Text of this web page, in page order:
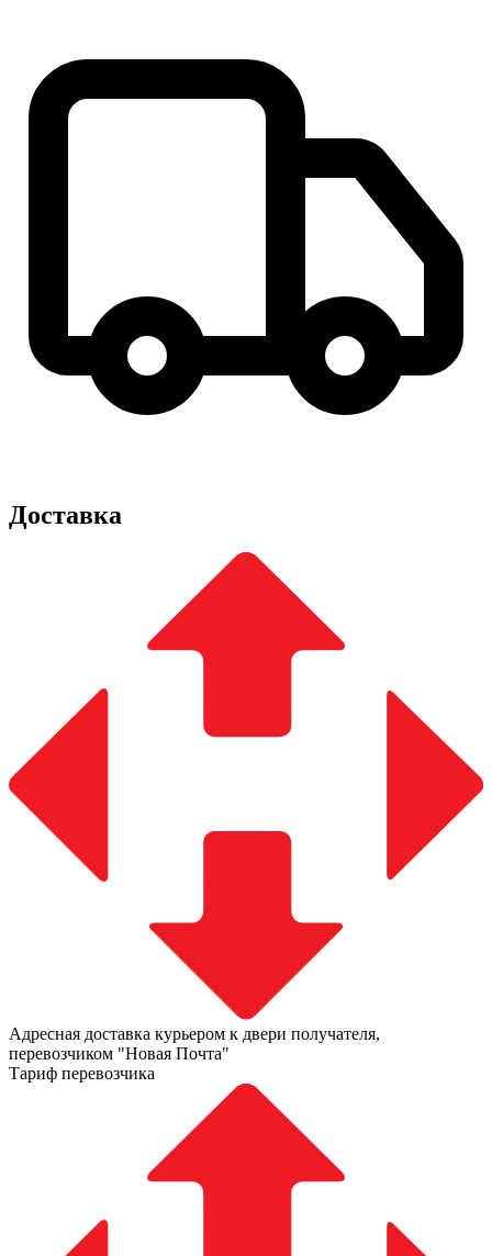
Доставка
Адресная доставка курьером к двери получателя,
перевозчиком "Новая Почта"
Тариф перевозчика